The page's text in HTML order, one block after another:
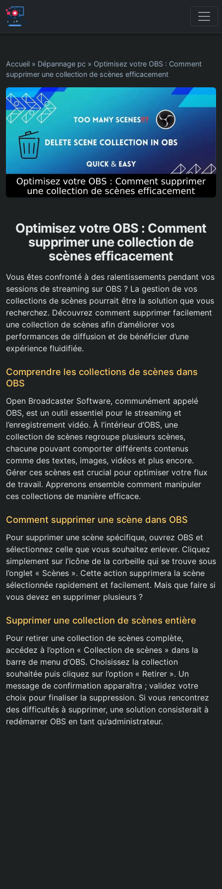
Accueil » Dépannage pc » Optimisez votre OBS : Comment
supprimer une collection de scènes efficacement
Optimisez votre OBS : Comment
supprimer une collection de
scènes efficacement
Vous êtes confronté à des ralentissements pendant vos
sessions de streaming sur OBS ? La gestion de vos
collections de scènes pourrait être la solution que vous
recherchez. Découvrez comment supprimer facilement
une collection de scènes afin d’améliorer vos
performances de diffusion et de bénéficier d’une
expérience fluidifiée.
Comprendre les collections de scènes dans
OBS
Open Broadcaster Software, communément appelé
OBS, est un outil essentiel pour le streaming et
l’enregistrement vidéo. À l’intérieur d’OBS, une
collection de scènes regroupe plusieurs scènes,
chacune pouvant comporter différents contenus
comme des textes, images, vidéos et plus encore.
Gérer ces scènes est crucial pour optimiser votre flux
de travail. Apprenons ensemble comment manipuler
ces collections de manière efficace.
Comment supprimer une scène dans OBS
Pour supprimer une scène spécifique, ouvrez OBS et
sélectionnez celle que vous souhaitez enlever. Cliquez
simplement sur l’icône de la corbeille qui se trouve sous
l’onglet « Scènes ». Cette action supprimera la scène
sélectionnée rapidement et facilement. Mais que faire si
vous devez en supprimer plusieurs ?
Supprimer une collection de scènes entière
Pour retirer une collection de scènes complète,
accédez à l’option « Collection de scènes » dans la
barre de menu d’OBS. Choisissez la collection
souhaitée puis cliquez sur l’option « Retirer ». Un
message de confirmation apparaîtra ; validez votre
choix pour finaliser la suppression. Si vous rencontrez
des difficultés à supprimer, une solution consisterait à
redémarrer OBS en tant qu’administrateur.